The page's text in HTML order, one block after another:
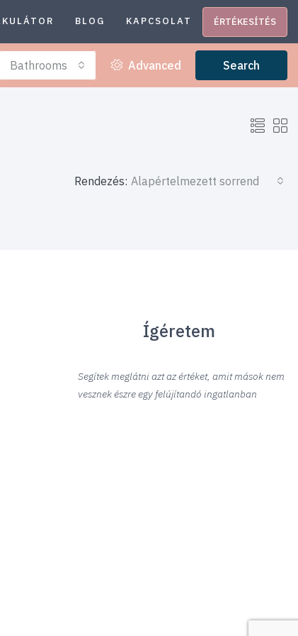
BLOG KAPCSOLAT ÉRTÉKESÍTÉS
Bathrooms Advanced Search
Rendezés: Alapértelmezett sorrend
Ígéretem
Segítek meglátni azt az értéket, amit mások nem
vesznek észre egy felújítandó ingatlanban